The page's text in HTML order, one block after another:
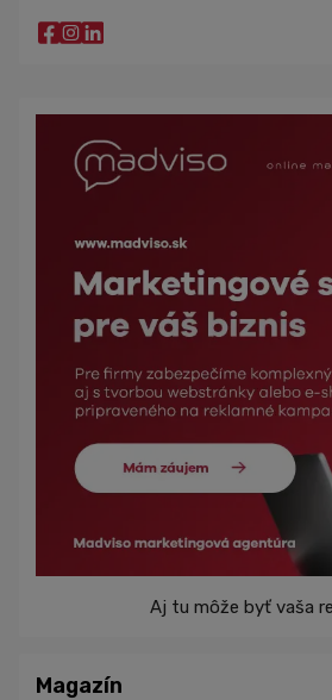
Aj tu môže byť vaša
Magazín